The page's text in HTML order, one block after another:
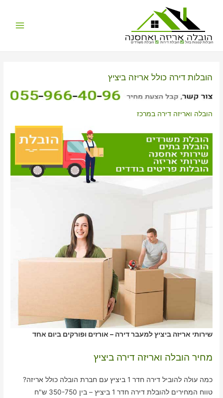
הובלות קטנות בזול הובלת דירות הובלת משרדים
הובלות דירה כולל אריזה ביציץ
הובלה ואריזה דירה במרכז
שירותי אריזה ביציץ למעבר דירה – אורזים ופורקים ביום אחד
מחיר הובלה ואריזה דירה ביציץ
כמה עולה להוביל דירה חדר 1 ביציץ עם חברת הובלה כולל אריזה?
טווח המחירים להובלת דירה חדר 1 ביציץ – בין 350-750 ש"ח